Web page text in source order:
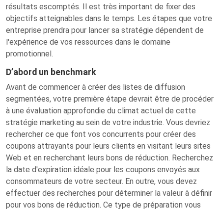
résultats escomptés. Il est très important de fixer des
objectifs atteignables dans le temps. Les étapes que votre
entreprise prendra pour lancer sa stratégie dépendent de
l'expérience de vos ressources dans le domaine
promotionnel.
D’abord un benchmark
Avant de commencer à créer des listes de diffusion
segmentées, votre première étape devrait être de procéder
à une évaluation approfondie du climat actuel de cette
stratégie marketing au sein de votre industrie. Vous devriez
rechercher ce que font vos concurrents pour créer des
coupons attrayants pour leurs clients en visitant leurs sites
Web et en recherchant leurs bons de réduction. Recherchez
la date d'expiration idéale pour les coupons envoyés aux
consommateurs de votre secteur. En outre, vous devez
effectuer des recherches pour déterminer la valeur à définir
pour vos bons de réduction. Ce type de préparation vous